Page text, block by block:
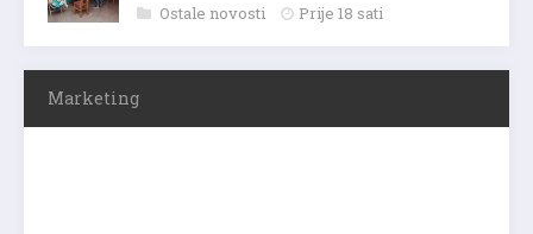
Ostale novosti Prije 18 sati
Marketing